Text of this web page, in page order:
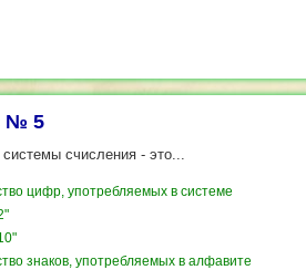
№ 5
счисления - это...
цифр, употребляемых в системе
знаков, употребляемых в алфавите